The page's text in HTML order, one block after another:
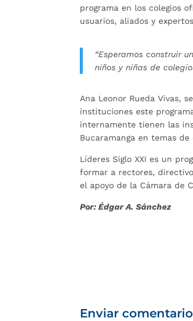
programa en los colegios
usuarios, aliados y
“Esperamos construir
niños y niñas de
Ana Leonor Rueda Vivas,
instituciones este
internamente tienen las
Bucaramanga en temas de
Líderes Siglo XXI es un
formar a rectores,
el apoyo de la Cámara de
Por: Édgar A. Sánchez
Enviar comentario